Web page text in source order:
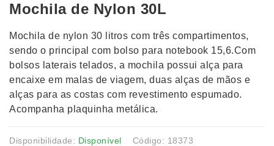
Mochila de Nylon 30L
Mochila de nylon 30 litros com três compartimentos,
sendo o principal com bolso para notebook 15,6.Com
bolsos laterais telados, a mochila possui alça para
encaixe em malas de viagem, duas alças de mãos e
alças para as costas com revestimento espumado.
Acompanha plaquinha metálica.
Disponibilidade: Disponível Código: 18373